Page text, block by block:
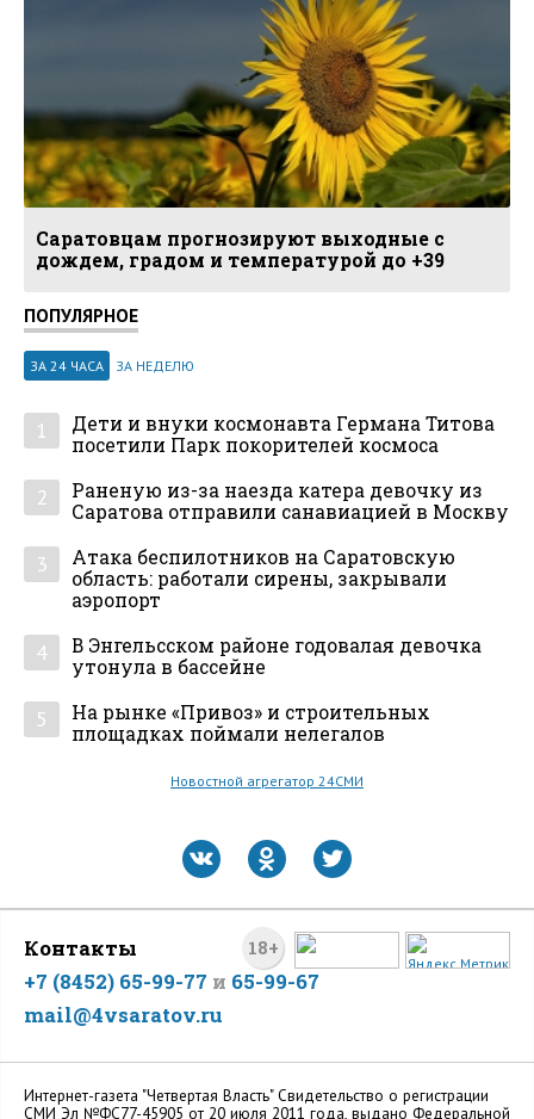
Саратовцам прогнозируют выходные с
дождем, градом и температурой до +39
ПОПУЛЯРНОЕ
ЗА 24 ЧАСА ЗА НЕДЕЛЮ
1
Дети и внуки космонавта Германа Титова
посетили Парк покорителей космоса
2
Раненую из-за наезда катера девочку из
Саратова отправили санавиацией в Москву
3
Атака беспилотников на Саратовскую
область: работали сирены, закрывали
аэропорт
4
В Энгельсском районе годовалая девочка
утонула в бассейне
5
На рынке «Привоз» и строительных
площадках поймали нелегалов
Новостной агрегатор 24СМИ
18+
Контакты
+7 (8452) 65-99-77 и 65-99-67
mail@4vsaratov.ru
Интернет-газета "Четвертая Власть" Cвидетельство о регистрации
СМИ Эл №ФС77-45905 от 20 июля 2011 года, выдано Федеральной